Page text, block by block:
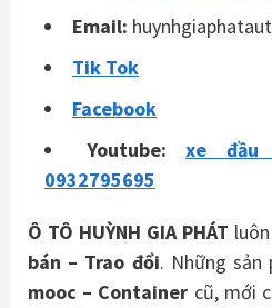
Email:
Tik Tok
Facebook
Youtube:
xe đầu
0932795695
Ô TÔ HUỲNH GIA PHÁT
bán – Trao đổi. Những
mooc – Container cũ, mới